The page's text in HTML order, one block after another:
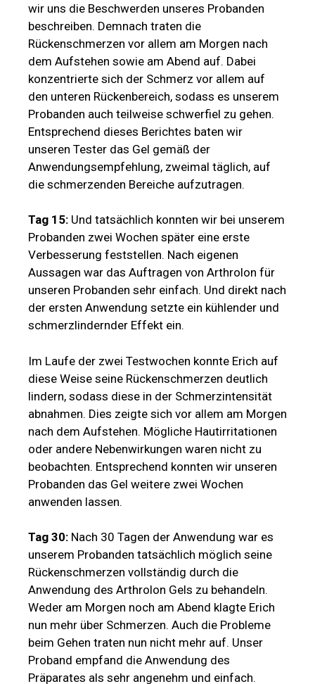
wir uns die Beschwerden unseres Probanden
beschreiben. Demnach traten die
Rückenschmerzen vor allem am Morgen nach
dem Aufstehen sowie am Abend auf. Dabei
konzentrierte sich der Schmerz vor allem auf
den unteren Rückenbereich, sodass es unserem
Probanden auch teilweise schwerfiel zu gehen.
Entsprechend dieses Berichtes baten wir
unseren Tester das Gel gemäß der
Anwendungsempfehlung, zweimal täglich, auf
die schmerzenden Bereiche aufzutragen.
Tag 15: Und tatsächlich konnten wir bei unserem
Probanden zwei Wochen später eine erste
Verbesserung feststellen. Nach eigenen
Aussagen war das Auftragen von Arthrolon für
unseren Probanden sehr einfach. Und direkt nach
der ersten Anwendung setzte ein kühlender und
schmerzlindernder Effekt ein.
Im Laufe der zwei Testwochen konnte Erich auf
diese Weise seine Rückenschmerzen deutlich
lindern, sodass diese in der Schmerzintensität
abnahmen. Dies zeigte sich vor allem am Morgen
nach dem Aufstehen. Mögliche Hautirritationen
oder andere Nebenwirkungen waren nicht zu
beobachten. Entsprechend konnten wir unseren
Probanden das Gel weitere zwei Wochen
anwenden lassen.
Tag 30: Nach 30 Tagen der Anwendung war es
unserem Probanden tatsächlich möglich seine
Rückenschmerzen vollständig durch die
Anwendung des Arthrolon Gels zu behandeln.
Weder am Morgen noch am Abend klagte Erich
nun mehr über Schmerzen. Auch die Probleme
beim Gehen traten nun nicht mehr auf. Unser
Proband empfand die Anwendung des
Präparates als sehr angenehm und einfach.